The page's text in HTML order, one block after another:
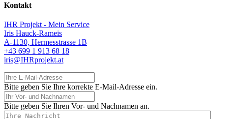
Kontakt
IHR Projekt - Mein Service
Iris Hauck-Rameis
A-1130, Hermesstrasse 1B
+43 699 1 913 68 18
iris@IHRprojekt.at
Ihre E-Mail-Adresse
Bitte geben Sie Ihre korrekte E-Mail-Adresse ein.
Ihr Vor- und Nachnamen
Bitte geben Sie Ihren Vor- und Nachnamen an.
Ihre Nachricht